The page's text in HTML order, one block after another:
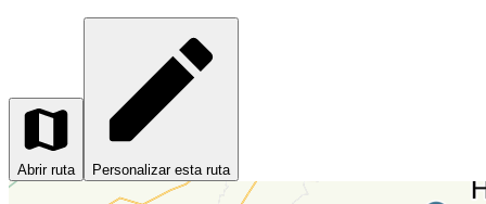
Abrir ruta Personalizar esta ruta